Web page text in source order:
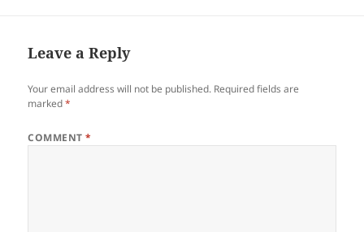
nagpahiluna sa usa…
Leave a Reply
Your email address will not be published. Required fields are
marked*
COMMENT*